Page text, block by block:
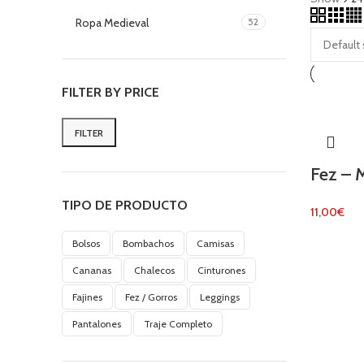
Ropa Medieval 52
FILTER BY PRICE
Min
Max
FILTER
TIPO DE PRODUCTO
Bolsos Bombachos Camisas
Cananas Chalecos Cinturones
Fajines Fez / Gorros Leggings
Pantalones Traje Completo
Fez –
11,00€